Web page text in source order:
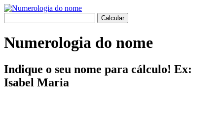
Numerologia do nome
Indique o seu nome para cálculo! Ex:
Isabel Maria